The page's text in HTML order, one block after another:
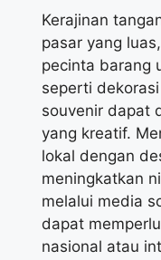
Kerajinan
pasar yang
pecinta barang
seperti
souvenir dapat
yang kreatif.
lokal dengan
meningkatkan
melalui media
dapat
nasional atau